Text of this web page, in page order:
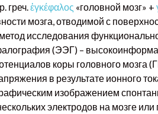
греч. ἐγκέφαλος «головной мозг» +
мозга, отводимой с
исследования
(ЭЭГ) –
коры головного мозга
в результате ионного
изображением
с нескольких